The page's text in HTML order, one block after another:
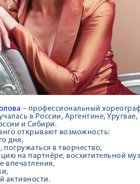
– профессиональный
в России, Аргентине,
и Сибири.
открывают возможность:
дня,
в творчество,
на партнёре, восхитительной
впечатления,
активности.